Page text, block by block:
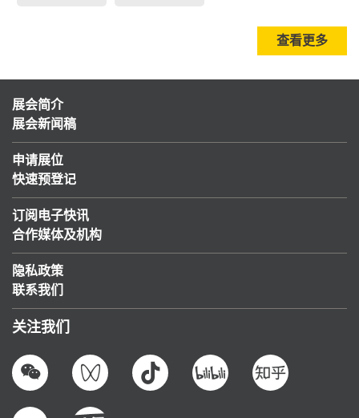
查看更多
展会简介
展会新闻稿
申请展位
快速预登记
订阅电子快讯
合作媒体及机构
隐私政策
联系我们
关注我们